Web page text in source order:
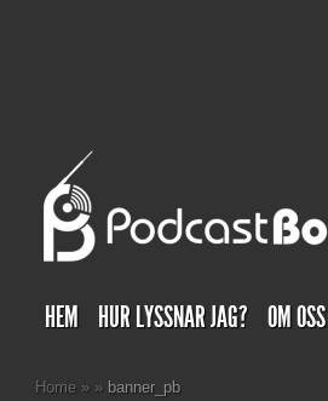
HEM HUR LYSSNAR JAG? OM OSS
Home » » banner_pb